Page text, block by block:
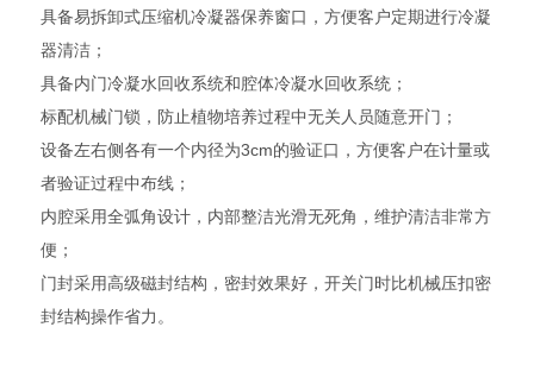
具备易拆卸式压缩机冷凝器保养窗口，方便客户定期进行冷凝
器清洁；
具备内门冷凝水回收系统和腔体冷凝水回收系统；
标配机械门锁，防止植物培养过程中无关人员随意开门；
设备左右侧各有一个内径为3cm的验证口，方便客户在计量或
者验证过程中布线；
内腔采用全弧角设计，内部整洁光滑无死角，维护清洁非常方
便；
门封采用高级磁封结构，密封效果好，开关门时比机械压扣密
封结构操作省力。